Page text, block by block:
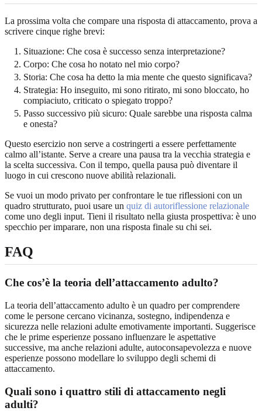
La prossima volta che compare una risposta di attaccamento, prova a
scrivere cinque righe brevi:
Situazione: Che cosa è successo senza interpretazione?
Corpo: Che cosa ho notato nel mio corpo?
Storia: Che cosa ha detto la mia mente che questo significava?
Strategia: Ho inseguito, mi sono ritirato, mi sono bloccato, ho
compiaciuto, criticato o spiegato troppo?
Passo successivo più sicuro: Quale sarebbe una risposta calma
e onesta?
Questo esercizio non serve a costringerti a essere perfettamente
calmo all’istante. Serve a creare una pausa tra la vecchia strategia e
la scelta successiva. Con il tempo, quella pausa può diventare il
luogo in cui crescono nuove abilità relazionali.
Se vuoi un modo privato per confrontare le tue riflessioni con un
quadro strutturato, puoi usare un quiz di autoriflessione relazionale
come uno degli input. Tieni il risultato nella giusta prospettiva: è uno
specchio per imparare, non una risposta finale su chi sei.
FAQ
Che cos’è la teoria dell’attaccamento adulto?
La teoria dell’attaccamento adulto è un quadro per comprendere
come le persone cercano vicinanza, sostegno, indipendenza e
sicurezza nelle relazioni adulte emotivamente importanti. Suggerisce
che le prime esperienze possano influenzare le aspettative
successive, ma anche relazioni adulte, autoconsapevolezza e nuove
esperienze possono modellare lo sviluppo degli schemi di
attaccamento.
Quali sono i quattro stili di attaccamento negli
adulti?